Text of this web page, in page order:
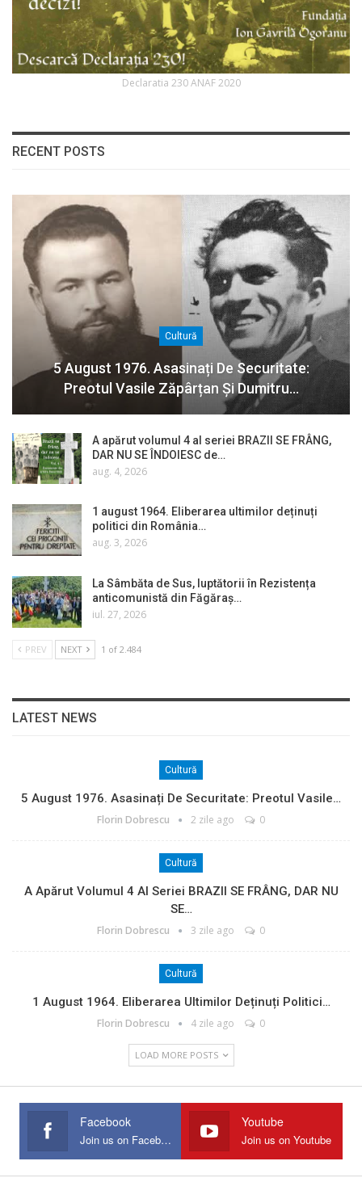
Declaratia 230 ANAF 2020
RECENT POSTS
Cultură
5 August 1976. Asasinați De Securitate:
Preotul Vasile Zăpârțan Și Dumitru…
A apărut volumul 4 al seriei BRAZII SE FRÂNG,
DAR NU SE ÎNDOIESC de…
aug. 4, 2026
1 august 1964. Eliberarea ultimilor deținuți
politici din România…
aug. 3, 2026
La Sâmbăta de Sus, luptătorii în Rezistența
anticomunistă din Făgăraș…
iul. 27, 2026
PREV NEXT 1 of 2.484
LATEST NEWS
Cultură
5 August 1976. Asasinați De Securitate: Preotul Vasile…
Florin Dobrescu 2 zile ago 0
Cultură
A Apărut Volumul 4 Al Seriei BRAZII SE FRÂNG, DAR NU
SE…
Florin Dobrescu 3 zile ago 0
Cultură
1 August 1964. Eliberarea Ultimilor Deținuți Politici…
Florin Dobrescu 4 zile ago 0
LOAD MORE POSTS
Facebook
Join us on Facebook
Youtube
Join us on Youtube